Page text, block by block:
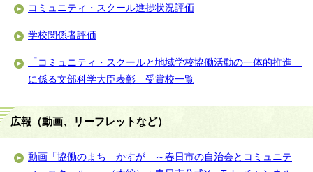
コミュニティ・スクール進捗状況評価
学校関係者評価
「コミュニティ・スクールと地域学校協働活動の一体的推進」
に係る文部科学大臣表彰 受賞校一覧
広報（動画、リーフレットなど）
動画「協働のまち かすが ～春日市の自治会とコミュニテ